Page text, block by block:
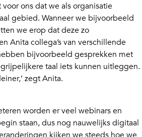
ons dat we als organisatie
gebied. Wanneer we bijvoorbeeld
we erop dat deze zo
Anita collega’s van verschillende
bijvoorbeeld gesprekken met
taal iets kunnen uitleggen.
zegt Anita.
worden er veel webinars en
staan, dus nog nauwelijks digitaal